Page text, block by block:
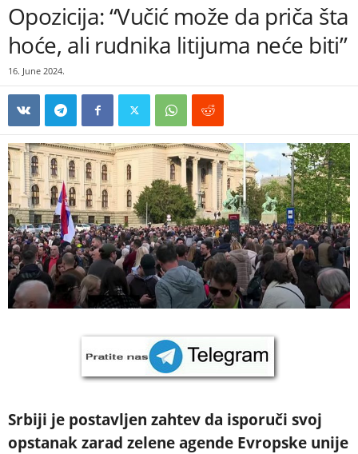
Opozicija: “Vučić može da priča šta
hoće, ali rudnika litijuma neće biti”
16. June 2024.
Srbiji je postavljen zahtev da isporuči svoj
opstanak zarad zelene agende Evropske unije